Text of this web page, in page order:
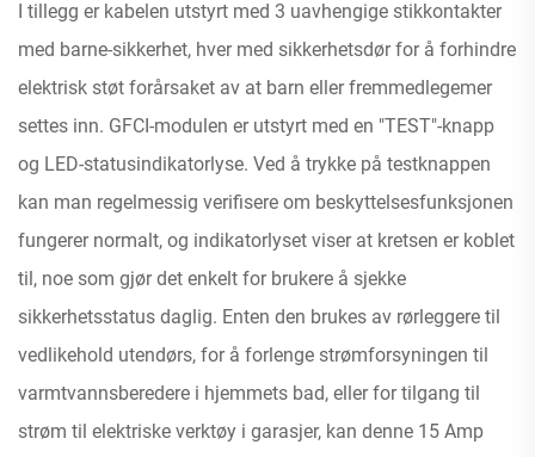
I tillegg er kabelen utstyrt med 3 uavhengige stikkontakter
med barne-sikkerhet, hver med sikkerhetsdør for å forhindre
elektrisk støt forårsaket av at barn eller fremmedlegemer
settes inn. GFCI-modulen er utstyrt med en "TEST"-knapp
og LED-statusindikatorlyse. Ved å trykke på testknappen
kan man regelmessig verifisere om beskyttelsesfunksjonen
fungerer normalt, og indikatorlyset viser at kretsen er koblet
til, noe som gjør det enkelt for brukere å sjekke
sikkerhetsstatus daglig. Enten den brukes av rørleggere til
vedlikehold utendørs, for å forlenge strømforsyningen til
varmtvannsberedere i hjemmets bad, eller for tilgang til
strøm til elektriske verktøy i garasjer, kan denne 15 Amp